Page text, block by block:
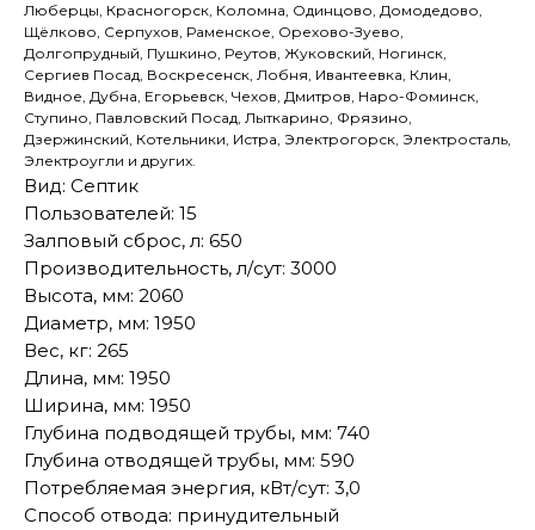
Люберцы, Красногорск, Коломна, Одинцово, Домодедово,
Щёлково, Серпухов, Раменское, Орехово-Зуево,
Долгопрудный, Пушкино, Реутов, Жуковский, Ногинск,
Сергиев Посад, Воскресенск, Лобня, Ивантеевка, Клин,
Видное, Дубна, Егорьевск, Чехов, Дмитров, Наро-Фоминск,
Ступино, Павловский Посад, Лыткарино, Фрязино,
Дзержинский, Котельники, Истра, Электрогорск, Электросталь,
Электроугли и других.
Вид: Септик
Пользователей: 15
Залповый сброс, л: 650
Производительность, л/сут: 3000
Высота, мм: 2060
Диаметр, мм: 1950
Вес, кг: 265
Длина, мм: 1950
Ширина, мм: 1950
Глубина подводящей трубы, мм: 740
Глубина отводящей трубы, мм: 590
Потребляемая энергия, кВт/сут: 3,0
Способ отвода: принудительный